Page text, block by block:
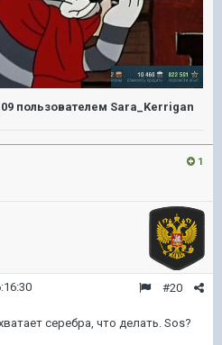
пользователем Sara_Kerrigan
1
#20
серебра, что делать. Sos?